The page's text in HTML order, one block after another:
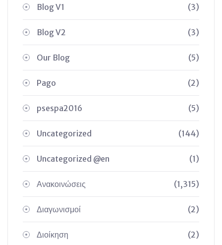
Blog V1 (3)
Blog V2 (3)
Our Blog (5)
Pago (2)
psespa2016 (5)
Uncategorized (144)
Uncategorized @en (1)
Ανακοινώσεις (1,315)
Διαγωνισμοί (2)
Διοίκηση (2)